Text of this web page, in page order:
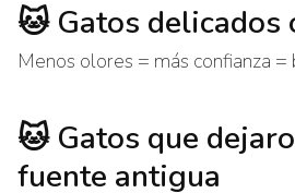
🐱 Gatos delicados
Menos olores = más confianza =
🐱 Gatos que
fuente antigua